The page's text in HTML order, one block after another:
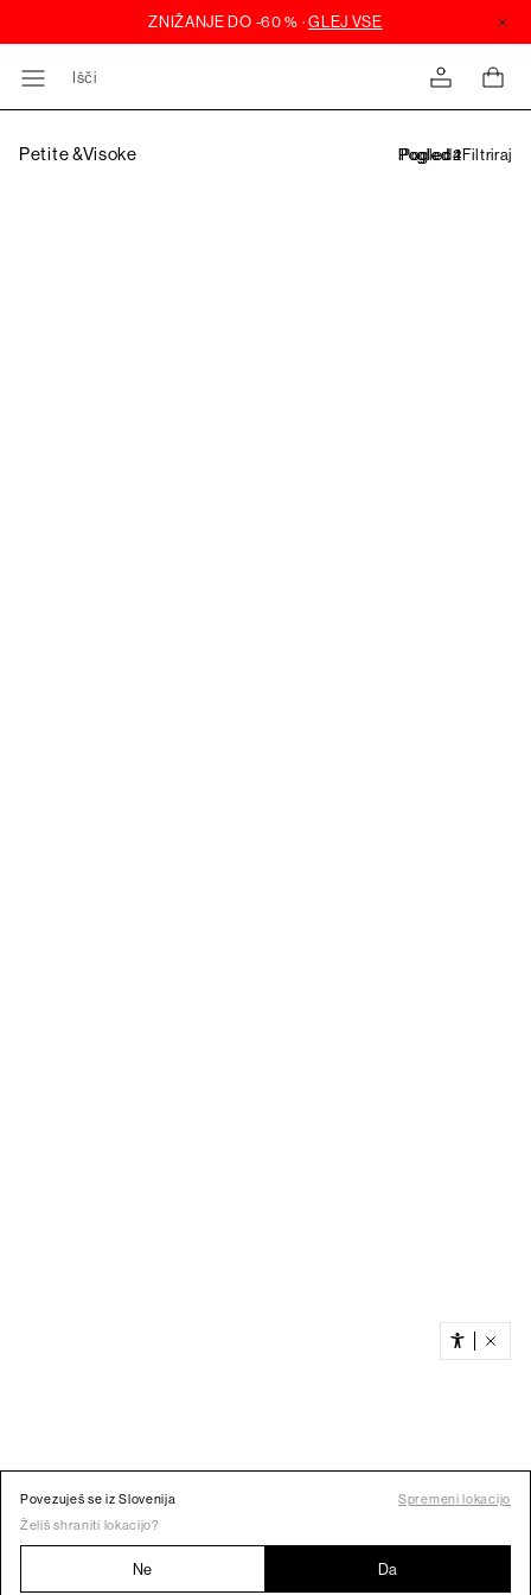
Išči
Petite &Visoke Filtriraj
Povezuješ se iz Slovenija
Spremeni lokacijo
Želiš shraniti lokacijo?
Ne Da